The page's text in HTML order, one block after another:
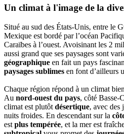
Un climat à l'image de la
Situé au sud des États-Unis, entre le
Mexique est bordé par l’océan
Caraïbes à l’ouest. Avoisinant les 2
aussi grand que ses paysages sont
géographique en fait un pays
paysages sublimes en font d’ailleurs
Chaque région répond à un climat
Au nord-ouest du pays, côté Basse-
climat est plutôt désertique, avec des
nuits froides. En descendant sur la
est plus tempérée, et la mer est